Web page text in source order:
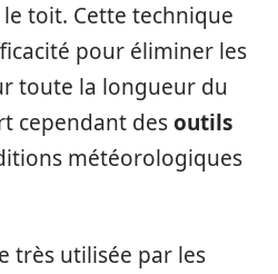
toit. Cette technique
pour éliminer les
toute la longueur du
cependant desoutils
météorologiques
très utilisée par les